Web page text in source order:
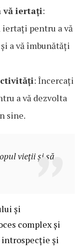
vă iertați:
iertați pentru a vă
a vă îmbunătăți
: Încercați
a vă dezvolta
sine.
vieții și să
și
complex și
introspecție și